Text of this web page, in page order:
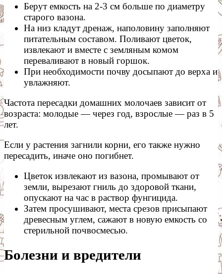
Берут емкость на 2-3 см больше по диаметру
старого вазона.
На низ кладут дренаж, наполовину заполняют
питательным составом. Поливают цветок,
извлекают и вместе с земляным комом
переваливают в новый горшок.
При необходимости почву досыпают до верха и
увлажняют.
Частота пересадки домашних молочаев зависит от
возраста: молодые — через год, взрослые — раз в 5
лет.
Если у растения загнили корни, его также нужно
пересадить, иначе оно погибнет.
Цветок извлекают из вазона, промывают от
земли, вырезают гниль до здоровой ткани,
опускают на час в раствор фунгицида.
Затем просушивают, места срезов присыпают
древесным углем, сажают в новую емкость со
стерильной почвосмесью.
Болезни и вредители